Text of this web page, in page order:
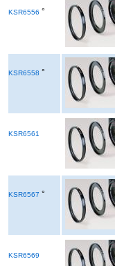
KSR6556 °
KSR6558 °
KSR6561
KSR6567 °
KSR6569